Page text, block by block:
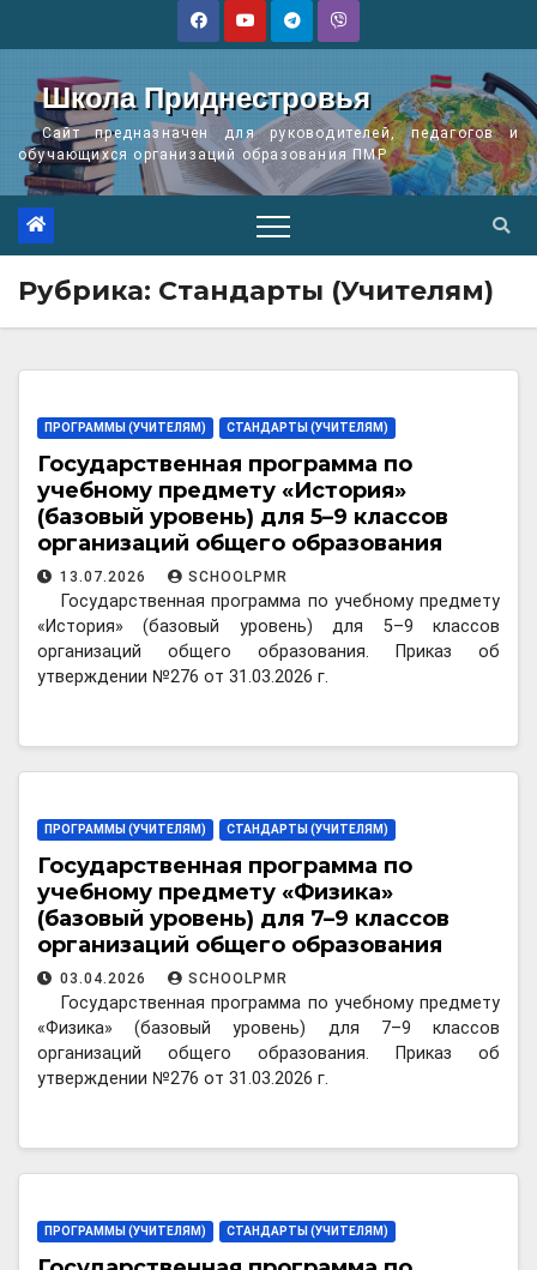
Школа Приднестровья
Сайт предназначен для руководителей, педагогов и
обучающихся организаций образования ПМР
Рубрика: Стандарты (Учителям)
ПРОГРАММЫ (УЧИТЕЛЯМ) СТАНДАРТЫ (УЧИТЕЛЯМ)
Государственная программа по
учебному предмету «История»
(базовый уровень) для 5–9 классов
организаций общего образования
13.07.2026 SCHOOLPMR
Государственная программа по учебному предмету
«История» (базовый уровень) для 5–9 классов
организаций общего образования. Приказ об
утверждении №276 от 31.03.2026 г.
ПРОГРАММЫ (УЧИТЕЛЯМ) СТАНДАРТЫ (УЧИТЕЛЯМ)
Государственная программа по
учебному предмету «Физика»
(базовый уровень) для 7–9 классов
организаций общего образования
03.04.2026 SCHOOLPMR
Государственная программа по учебному предмету
«Физика» (базовый уровень) для 7–9 классов
организаций общего образования. Приказ об
утверждении №276 от 31.03.2026 г.
ПРОГРАММЫ (УЧИТЕЛЯМ) СТАНДАРТЫ (УЧИТЕЛЯМ)